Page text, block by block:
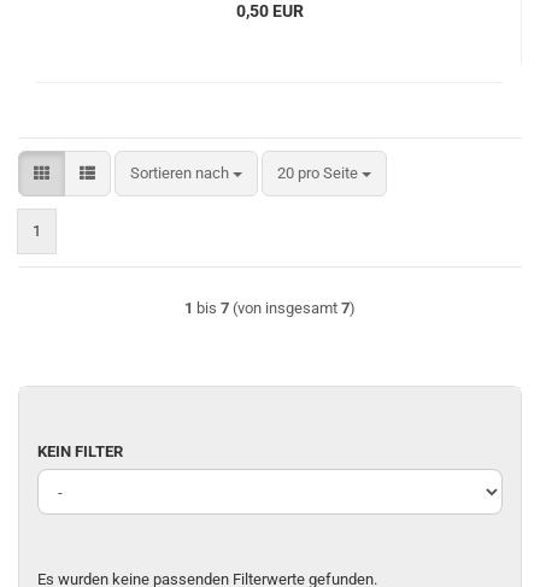
0,50 EUR
Sortieren nach
Sortieren nach 20 pro Seite
pro Seite
1
1 bis 7 (von insgesamt 7)
KEIN
FILTER
KEIN FILTER
Es wurden keine passenden Filterwerte gefunden.